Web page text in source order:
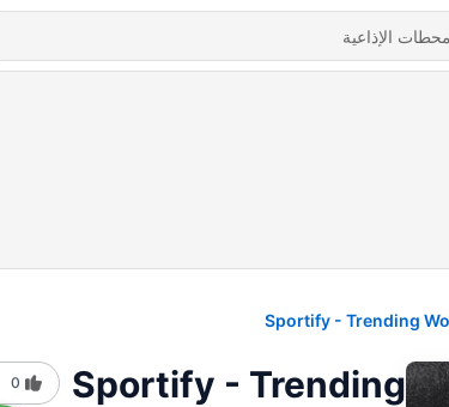
Sportify - Trending
Sportify - Trending
0